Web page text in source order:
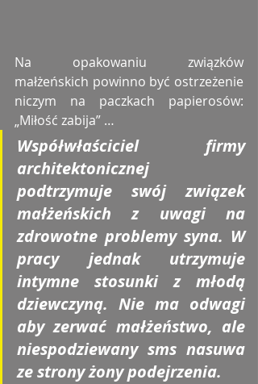
Na opakowaniu związków
małżeńskich powinno być ostrzeżenie
niczym na paczkach papierosów:
„Miłość zabija” …
Współwłaściciel firmy
architektonicznej
podtrzymuje swój związek
małżeńskich z uwagi na
zdrowotne problemy syna. W
pracy jednak utrzymuje
intymne stosunki z młodą
dziewczyną. Nie ma odwagi
aby zerwać małżeństwo, ale
niespodziewany sms nasuwa
ze strony żony podejrzenia.